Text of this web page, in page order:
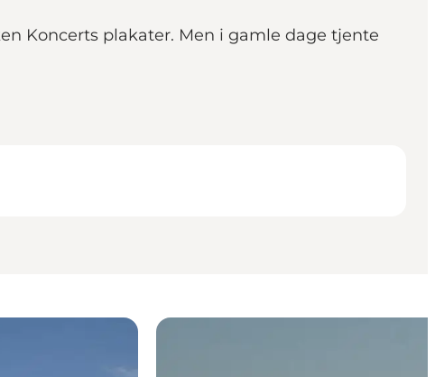
Koncerts plakater. Men i gamle dage tjente